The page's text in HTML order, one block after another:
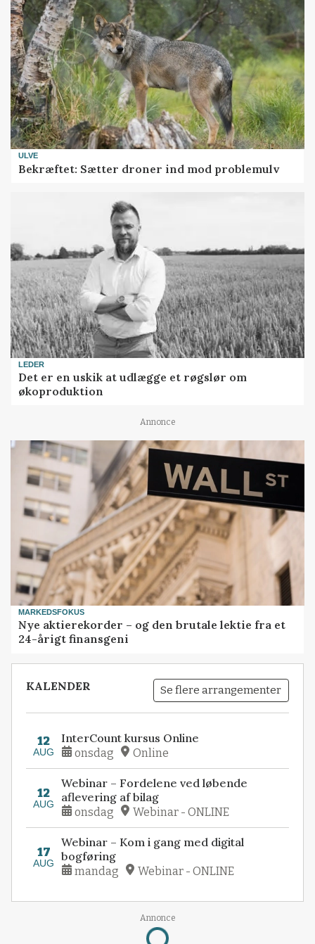
ULVE
Bekræftet: Sætter droner ind mod problemulv
LEDER
Det er en uskik at udlægge et røgslør om
økoproduktion
Annonce
MARKEDSFOKUS
Nye aktierekorder – og den brutale lektie fra et
24-årigt finansgeni
KALENDER Se flere arrangementer
12
AUG
InterCount kursus Online
onsdag Online
12
AUG
Webinar – Fordelene ved løbende
aflevering af bilag
onsdag Webinar - ONLINE
17
AUG
Webinar – Kom i gang med digital
bogføring
mandag Webinar - ONLINE
Annonce